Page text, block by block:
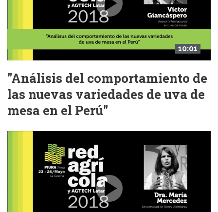
10:01
"Análisis del comportamiento de
las nuevas variedades de uva de
mesa en el Perú"